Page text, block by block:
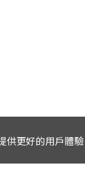
供更好的用戶體